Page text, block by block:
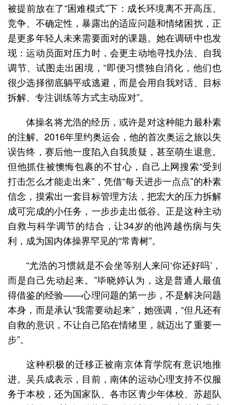
被提前放在了“困难模式”下：成长环境离不开高压、
竞争、不确定性，暴露出的适应问题和情绪困扰，正
是更多年轻人未来需要面对的课题。她在调研中也发
现：运动员面对压力时，会更主动地寻找办法、自我
调节、试图走出困境，“即便习惯独自消化，他们也
很少选择彻底躺平或逃避，而是会用自我对话、目标
拆解、专注训练等方式主动应对”。
体操名将尤浩的经历，或许是对这种能力最朴素
的注解。2016年里约奥运会，他的首次奥运之旅以失
误告终，赛后他一度陷入自我质疑，甚至萌生退意。
但他抓住被懊悔包裹的不甘心，自己上网搜索“受到
打击怎么才能走出来”，凭借“每天进步一点点”的朴素
信念，摸索出一套目标管理方法，把宏大的压力拆解
成可完成的小任务，一步步走出低谷。正是这种主动
自救与科学调节的结合，让34岁的他跨越伤病与失
利，成为国内体操界罕见的“常青树”。
“尤浩的习惯就是不会坐等别人来问‘你还好吗’，
而是自己先动起来。”毕晓婷认为，这是普通人最值
得借鉴的经验——心理问题的第一步，不是解决问题
本身，而是承认“我需要动起来”，她强调，“但凡还有
自救的意识，不让自己陷在情绪里，就迈出了重要一
步”。
这种积极的迁移正被南京体育学院有意识地推
进。吴兵成表示，目前，南体的运动心理支持不仅服
务于本校，还为国家队、各市区青少年体校、苏超队